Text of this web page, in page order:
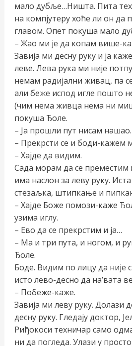
мало дубље…Ништа. Пита
на компјутеру хоће ли он да
главом. Опет покуша мало
– Жао ми је да копам више-
Завија ми десну руку и ја
леве. Лева рука ми није
немам радијални живац, па
али беже испод игле пошто
(чим нема живца нема ни
покуша Ђоле.
– Ја прошли пут нисам нашао.
– Прекрсти се и боди-кажем
– Хајде да видим.
Сада морам да се преместим
има наслон за леву руку.
стезаљка, штипкање и
– Хајде Боже помози-каже
узима иглу.
– Ево да се прекрстим и ја…
– Ма и три пута, и ногом, и
Ђоле.
Боде. Видим по лицу да није
исто лево-десно да на’вата
– Побеже-каже.
Завија ми леву руку. Долази
десну руку. Гледају доктор,
Риђокоси техничар само
ни да погледа. Улази у